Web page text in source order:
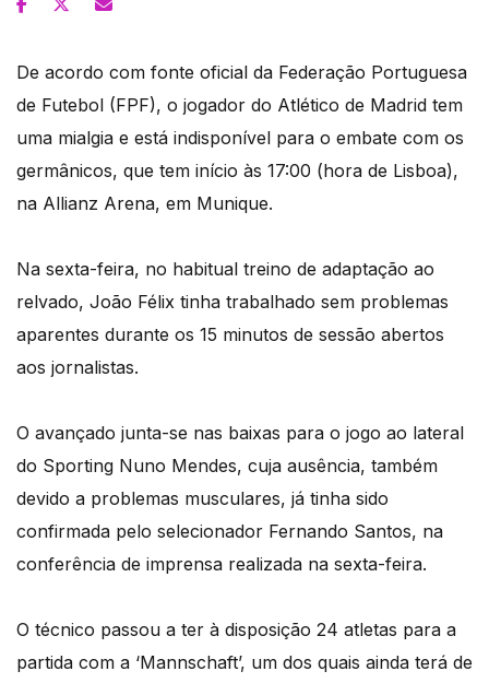
De acordo com fonte oficial da Federação Portuguesa
de Futebol (FPF), o jogador do Atlético de Madrid tem
uma mialgia e está indisponível para o embate com os
germânicos, que tem início às 17:00 (hora de Lisboa),
na Allianz Arena, em Munique.
Na sexta-feira, no habitual treino de adaptação ao
relvado, João Félix tinha trabalhado sem problemas
aparentes durante os 15 minutos de sessão abertos
aos jornalistas.
O avançado junta-se nas baixas para o jogo ao lateral
do Sporting Nuno Mendes, cuja ausência, também
devido a problemas musculares, já tinha sido
confirmada pelo selecionador Fernando Santos, na
conferência de imprensa realizada na sexta-feira.
O técnico passou a ter à disposição 24 atletas para a
partida com a ‘Mannschaft’, um dos quais ainda terá de